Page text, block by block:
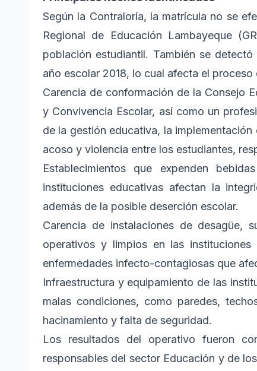
Según la Contraloría, la matrícula no se
Regional de Educación Lambayeque
población estudiantil. También se
año escolar 2018, lo cual afecta el
Carencia de conformación de la Consejo
y Convivencia Escolar, así como un
de la gestión educativa, la
acoso y violencia entre los estudiantes,
Establecimientos que expenden
instituciones educativas afectan la
además de la posible deserción escolar.
Carencia de instalaciones de desagüe,
operativos y limpios en las
enfermedades infecto-contagiosas que
Infraestructura y equipamiento de las
malas condiciones, como paredes,
hacinamiento y falta de seguridad.
Los resultados del operativo fueron
responsables del sector Educación y de